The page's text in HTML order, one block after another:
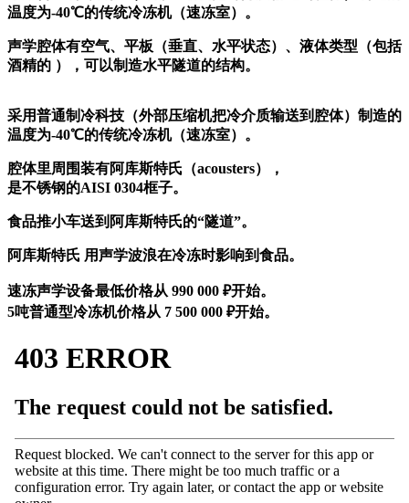
温度为-40℃的传统冷冻机（速冻室）。
声学腔体有空气、平板（垂直、水平状态）、液体类型（包括
酒精的 ），可以制造水平隧道的结构。
采用普通制冷科技（外部压缩机把冷介质输送到腔体）制造的
温度为-40℃的传统冷冻机（速冻室）。
腔体里周围装有阿库斯特氏（acousters），
是不锈钢的AISI 0304框子。
食品推小车送到阿库斯特氏的“隧道”。
阿库斯特氏 用声学波浪在冷冻时影响到食品。
速冻声学设备最低价格从 990 000 ₽开始。
5吨普通型冷冻机价格从 7 500 000 ₽开始。